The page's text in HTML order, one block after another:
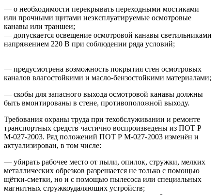
— о необходимости перекрывать переходными мостиками
или прочными щитами неэксплуатируемые осмотровые
канавы или траншеи;
— допускается освещение осмотровой канавы светильниками
напряжением 220 В при соблюдении ряда условий;
— предусмотрена возможность покрытия стен осмотровых
каналов влагостойкими и масло-бензостойкими материалами;
— скобы для запасного выхода осмотровой канавы должны
быть вмонтированы в стене, противоположной выходу.
Требования охраны труда при техобслуживании и ремонте
транспортных средств частично воспроизведены из ПОТ Р
М-027-2003. Ряд положений ПОТ Р М-027-2003 изменён и
актуализирован, в том числе:
— убирать рабочее место от пыли, опилок, стружки, мелких
металлических обрезков разрешается не только с помощью
щётки-сметки, но и с помощью пылесоса или специальных
магнитных стружкоудаляющих устройств;